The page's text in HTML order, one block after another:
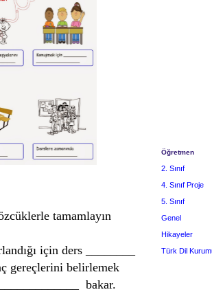
tamamlayın
için ders ________
gereçlerini belirlemek
bakar.
Öğretmen
2. Sınıf
4. Sınıf Proje
5. Sınıf
Genel
Hikayeler
Türk Dil